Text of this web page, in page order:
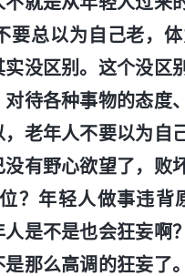
要总以为自己老，
没区别。这个没区
待各种事物的态度
老年人不要以为自
有野心欲望了，败
？年轻人做事违背
是不是也会狂妄啊
那么高调的狂妄了